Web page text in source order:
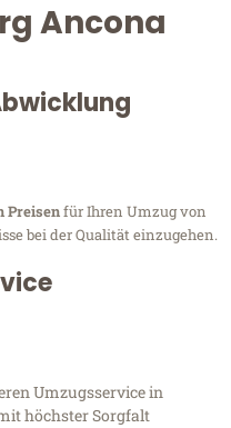
Ancona
Preisenfür Ihren Umzug von
bei der Qualität einzugehen.
Umzugsservice in
höchster Sorgfalt